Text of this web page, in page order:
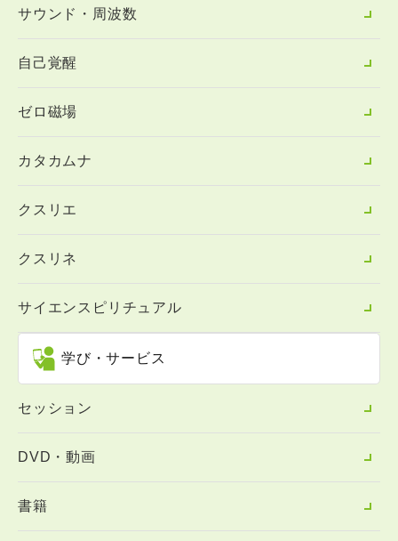
サウンド・周波数
自己覚醒
ゼロ磁場
カタカムナ
クスリエ
クスリネ
サイエンスピリチュアル
学び・サービス
セッション
DVD・動画
書籍